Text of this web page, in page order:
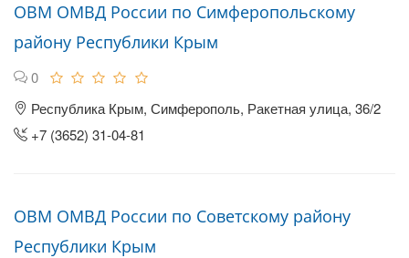
ОВМ ОМВД России по Симферопольскому
району Республики Крым
0
Республика Крым, Симферополь, Ракетная улица, 36/2
+7 (3652) 31-04-81
ОВМ ОМВД России по Советскому району
Республики Крым